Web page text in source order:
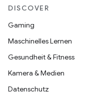
DISCOVER
Gaming
Maschinelles Lernen
Gesundheit & Fitness
Kamera & Medien
Datenschutz